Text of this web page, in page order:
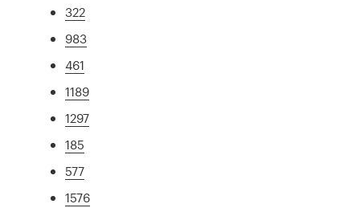
322
983
461
1189
1297
185
577
1576